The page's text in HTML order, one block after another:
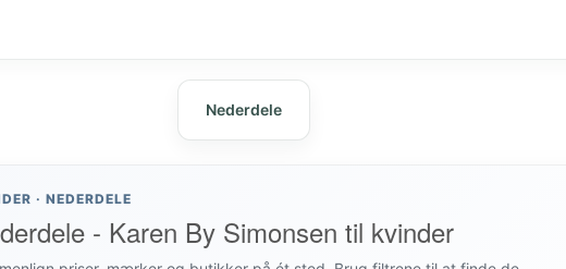
Nederdele
· NEDERDELE
- Karen By Simonsen til kvinder